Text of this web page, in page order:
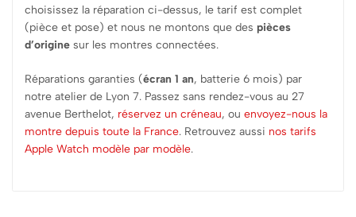
choisissez la réparation ci-dessus, le tarif est complet
(pièce et pose) et nous ne montons que des pièces
d’origine sur les montres connectées.
Réparations garanties (écran 1 an, batterie 6 mois) par
notre atelier de Lyon 7. Passez sans rendez-vous au 27
avenue Berthelot, réservez un créneau, ou envoyez-nous la
montre depuis toute la France. Retrouvez aussi nos tarifs
Apple Watch modèle par modèle.